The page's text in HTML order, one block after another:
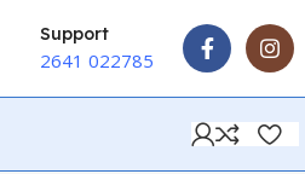
Support
2641 022785